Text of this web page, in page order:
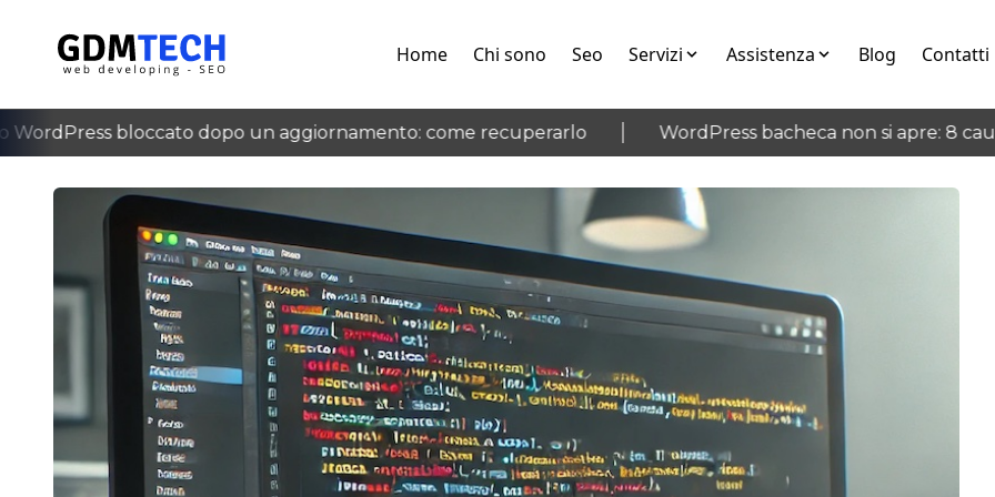
Home Chi sono Seo Servizi Assistenza Blog Contatti
bloccato dopo un aggiornamento: come recuperarlo WordPress bacheca non si apre: 8 cause
‹